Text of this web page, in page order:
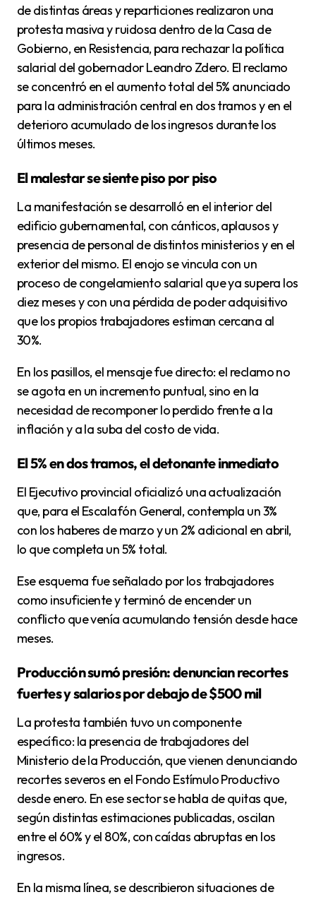
de distintas áreas y reparticiones realizaron una
protesta masiva y ruidosa dentro de la Casa de
Gobierno, en Resistencia, para rechazar la política
salarial del gobernador Leandro Zdero. El reclamo
se concentró en el aumento total del 5% anunciado
para la administración central en dos tramos y en el
deterioro acumulado de los ingresos durante los
últimos meses.
El malestar se siente piso por piso
La manifestación se desarrolló en el interior del
edificio gubernamental, con cánticos, aplausos y
presencia de personal de distintos ministerios y en el
exterior del mismo. El enojo se vincula con un
proceso de congelamiento salarial que ya supera los
diez meses y con una pérdida de poder adquisitivo
que los propios trabajadores estiman cercana al
30%.
En los pasillos, el mensaje fue directo: el reclamo no
se agota en un incremento puntual, sino en la
necesidad de recomponer lo perdido frente a la
inflación y a la suba del costo de vida.
El 5% en dos tramos, el detonante inmediato
El Ejecutivo provincial oficializó una actualización
que, para el Escalafón General, contempla un 3%
con los haberes de marzo y un 2% adicional en abril,
lo que completa un 5% total.
Ese esquema fue señalado por los trabajadores
como insuficiente y terminó de encender un
conflicto que venía acumulando tensión desde hace
meses.
Producción sumó presión: denuncian recortes
fuertes y salarios por debajo de $500 mil
La protesta también tuvo un componente
específico: la presencia de trabajadores del
Ministerio de la Producción, que vienen denunciando
recortes severos en el Fondo Estímulo Productivo
desde enero. En ese sector se habla de quitas que,
según distintas estimaciones publicadas, oscilan
entre el 60% y el 80%, con caídas abruptas en los
ingresos.
En la misma línea, se describieron situaciones de